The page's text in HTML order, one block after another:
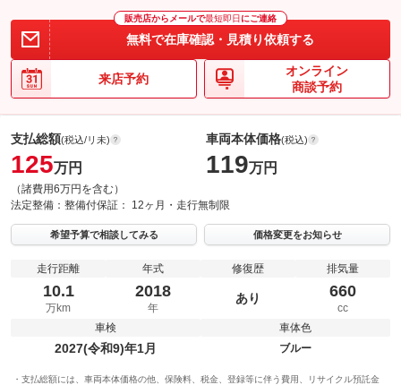
販売店からメールで最短即日 にご連絡
無料で在庫確認・見積り依頼する
来店予約
オンライン
商談予約
支払総額(税込/リ未)
125万円
（諸費用6万円を含む）
車両本体価格(税込)
119万円
法定整備： 整備付保証： 12ヶ月・走行無制限
希望予算で相談してみる 価格変更をお知らせ
走行距離
10.1
万km
年式
2018
年
修復歴
あり
排気量
660
cc
車検
2027(令和9)年1月
車体色
ブルー
支払総額には、車両本体価格の他、保険料、税金、登録等に伴う費用、リサイクル預託金